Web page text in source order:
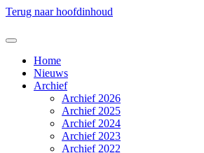
Terug naar hoofdinhoud
Home
Nieuws
Archief
Archief 2026
Archief 2025
Archief 2024
Archief 2023
Archief 2022